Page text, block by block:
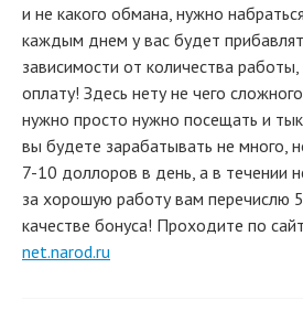
и не какого обмана, нужно
каждым днем у вас будет
зависимости от количества
оплату! Здесь нету не чего
нужно просто нужно посещать и
вы будете зарабатывать не много,
7-10 доллоров в день, а в течении
за хорошую работу вам перечислю
качестве бонуса! Проходите по
net.narod.ru